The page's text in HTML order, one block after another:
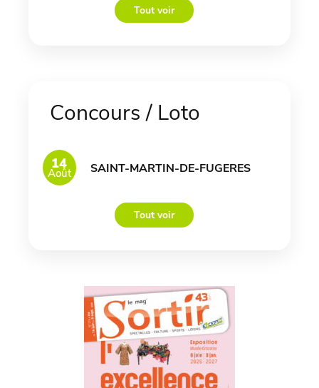
Tout voir
Concours / Loto
14
Août SAINT-MARTIN-DE-FUGERES
Tout voir